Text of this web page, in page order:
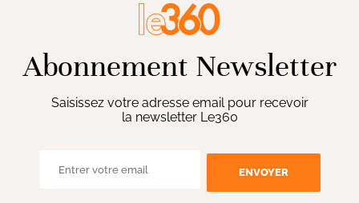
Abonnement Newsletter
Saisissez votre adresse email pour recevoir
la newsletter Le360
ENVOYER